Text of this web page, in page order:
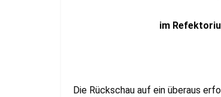
im Refektorium
Die Rückschau auf ein überaus